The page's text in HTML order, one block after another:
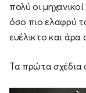
πολύ οι
όσο πιο ελαφρύ
ευέλικτο και άρα
Τα πρώτα σχέδια